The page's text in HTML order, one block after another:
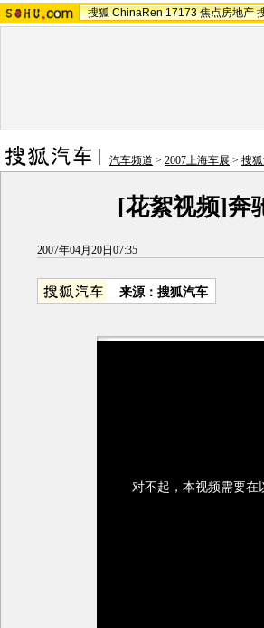
搜狐 ChinaRen 17173 焦点房地产
汽车频道 > 2007上海车展 > 搜
[花絮视频]奔
2007年04月20日07:35
来源：搜狐汽车
对不起，本视频需要在